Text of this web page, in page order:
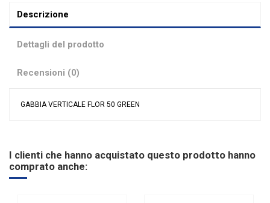
Descrizione
Dettagli del prodotto
Recensioni (0)
GABBIA VERTICALE FLOR 50 GREEN
I clienti che hanno acquistato questo prodotto hanno
comprato anche: